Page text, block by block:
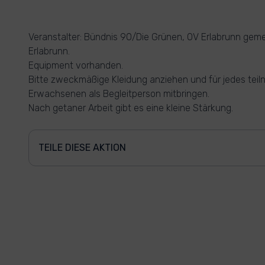
Veranstalter: Bündnis 90/Die Grünen, OV Erlabrunn
Erlabrunn.
Equipment vorhanden.
Bitte zweckmäßige Kleidung anziehen und für jedes
Erwachsenen als Begleitperson mitbringen.
Nach getaner Arbeit gibt es eine kleine Stärkung.
TEILE DIESE AKTION